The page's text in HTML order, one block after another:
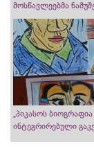
მოსწავლეებმა
„პიკასოს
ინტეგრირებული